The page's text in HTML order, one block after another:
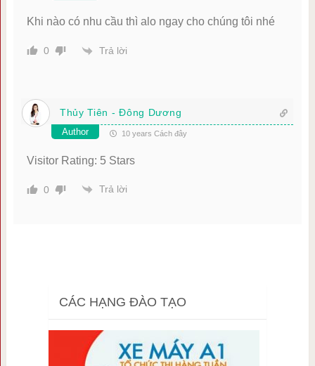
Khi nào có nhu cầu thì alo ngay cho chúng tôi nhé
0 Trả lời
Thủy Tiên - Đông Dương
Author 10 years Cách đây
Visitor Rating: 5 Stars
0 Trả lời
CÁC HẠNG ĐÀO TẠO